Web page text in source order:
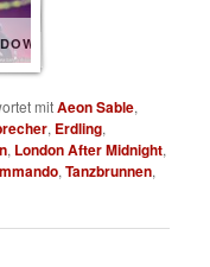
mitAeon Sable,
, Erdling,
, London After Midnight,
,Tanzbrunnen,